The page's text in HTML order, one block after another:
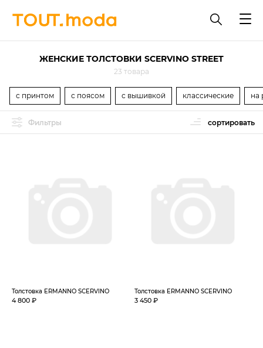
ЖЕНСКИЕ ТОЛСТОВКИ SCERVINO STREET
23 товара
с принтом с поясом с вышивкой классические на
Фильтры сортировать
Толстовка ERMANNO SCERVINO
4 800 ₽
Толстовка ERMANNO SCERVINO
3 450 ₽